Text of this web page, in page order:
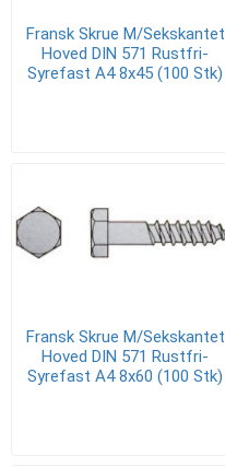
Fransk Skrue M/Sekskantet
Hoved DIN 571 Rustfri-
Syrefast A4 8x45 (100 Stk)
Fransk Skrue M/Sekskantet
Hoved DIN 571 Rustfri-
Syrefast A4 8x60 (100 Stk)